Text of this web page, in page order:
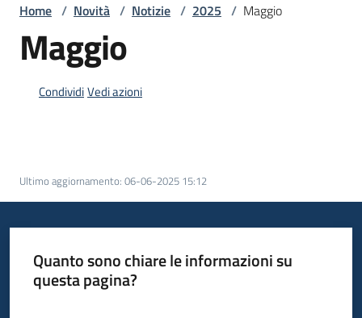
Argomenti
Servizi
Leggi
Atti
Bandi
Home / Novità / Notizie / 2025 / Maggio
Maggio
CondividiVedi azioni
Ultimo aggiornamento: 06-06-2025 15:12
Quanto sono chiare le informazioni su
questa pagina?